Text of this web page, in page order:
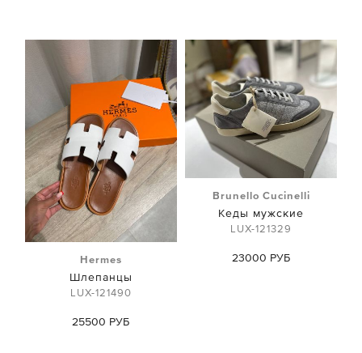
Hermes
Шлепанцы
LUX-121490
25500 РУБ
Brunello Cucinelli
Кеды мужские
LUX-121329
23000 РУБ